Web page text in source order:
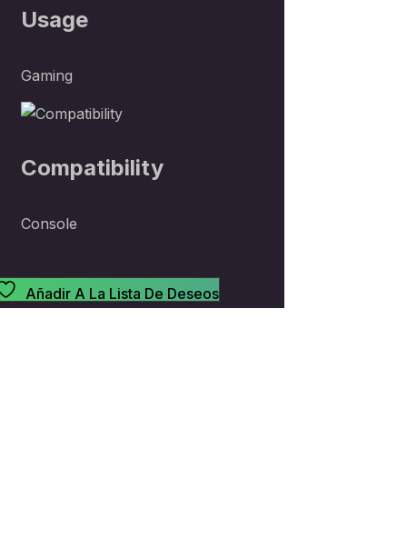
Usage
Gaming
Compatibility
Console
Añadir A La Lista De Deseos